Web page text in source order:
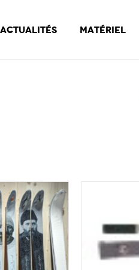
Actualités Matériel